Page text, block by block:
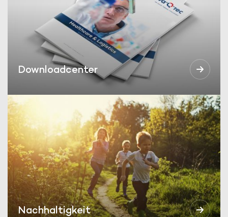
Downloadcenter
Nachhaltigkeit